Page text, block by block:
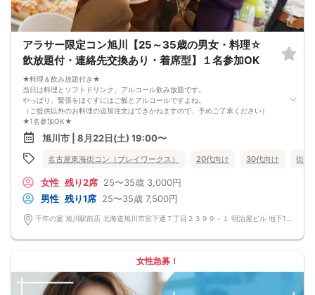
9. 当日受付にお越しになってからのキャンセル、途中キャンセルは出来ません。
10. イベント中止に伴うユーザーへの返金額は、チケット代金となり、交通費、宿
泊費、通信費等の返金は行いません。
お申し込みが完了した時点で上記すべての事項に同意したと判断いたします。
8/22(土)20代夜コン旭川
アラサー限定コン旭川【25～35歳の男女・料理☆
飲放題付・連絡先交換あり・着席型】１名参加OK
★料理＆飲み放題付き★
当日は料理とソフトドリンク、アルコール飲み放題です。
やっぱり、緊張をほぐすにはご飯とアルコールですよね。
（ご提供以外のお料理の追加注文はできかねますので、予めご了承ください）
★1名参加OK★
他の1名参加の方とペアになりますし、友達作りにも最適です。
基本的には２：２のグループトークとなります。
（１：１でのトークはございませんので、予めご了承ください）
★プロフィールカードにより会話のキッカケもバッチリ★
なんてことは絶対ありません！
プロフィールカードを活用し、「はじめまして」から会話を楽しみましょう。
★完全着席型・連絡先交換は自由★
完全着席型で席替えはできる限り行います。
席替えの５分前には連絡先交換を促すアナウンスをいたしますので、「連絡先交
1. ２名様以上でのご参加は必ず同性同士でお申し込みください。
2. 服装の指定はございません。多くのお客様はカジュアルな格好でおこしになら
旭川市 | 8月22日(土) 19:00〜
名古屋東海街コン（プレイワークス） 20代向け 30代向け 街コ
女性 残り2席 25〜35歳 3,000円
男性 残り1席 25〜35歳 7,500円
女性急募！